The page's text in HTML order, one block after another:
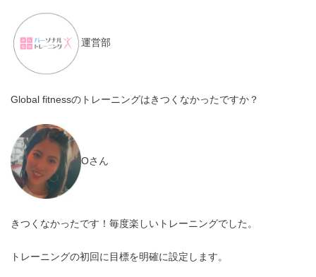
運営部
Global fitnessのトレーニングはきつくなかったですか？
Oさん
きつくなかったです！毎度楽しいトレーニングでした。
トレーニングの初回に目標を明確に設定します。